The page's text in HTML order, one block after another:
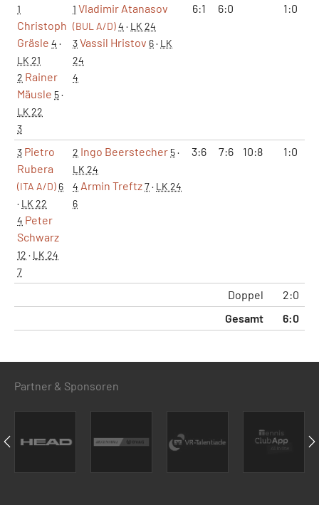
1
Christoph
Gräsle 4 ·
LK 21
2 Rainer
Mäusle 5·
LK 22
3
1 Vladimir Atanasov
(BUL A/D)4 · LK 24
3Vassil Hristov 6· LK
24
4
6:1 6:0 1:0
3 Pietro
Rubera
(ITA A/D) 6
· LK 22
4 Peter
Schwarz
12 · LK 24
7
2 Ingo Beerstecher 5·
LK 24
4 Armin Treftz7· LK 24
6
3:6 7:6 10:8 1:0
Doppel
2:0
Gesamt
6:0
Partner & Sponsoren